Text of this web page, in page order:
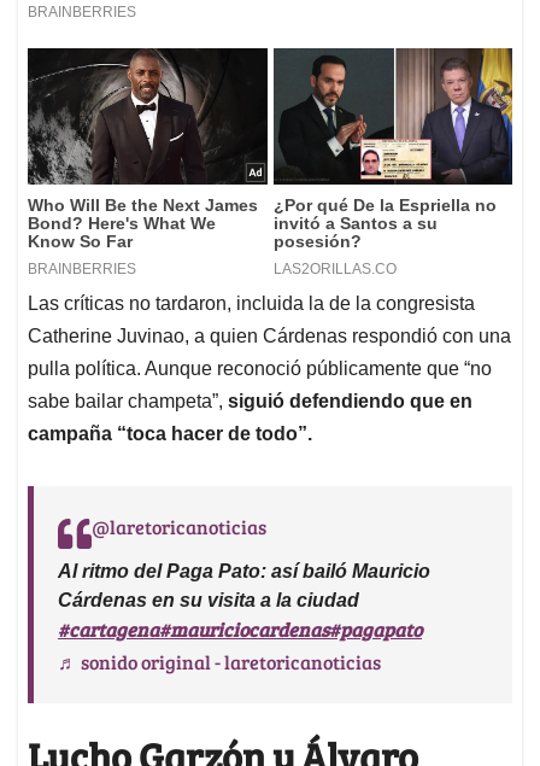
Las críticas no tardaron, incluida la de la congresista
Catherine Juvinao, a quien Cárdenas respondió con una
pulla política. Aunque reconoció públicamente que “no
sabe bailar champeta”, siguió defendiendo que en
campaña “toca hacer de todo”.
@laretoricanoticias
Al ritmo del Paga Pato: así bailó Mauricio
Cárdenas en su visita a la ciudad
#cartagena#mauriciocardenas#pagapato
♬ sonido original - laretoricanoticias